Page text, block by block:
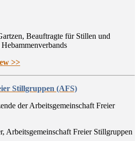
Beauftragte für Stillen und
>>
Stillgruppen (AFS)
Arbeitsgemeinschaft Freier Stillgruppen